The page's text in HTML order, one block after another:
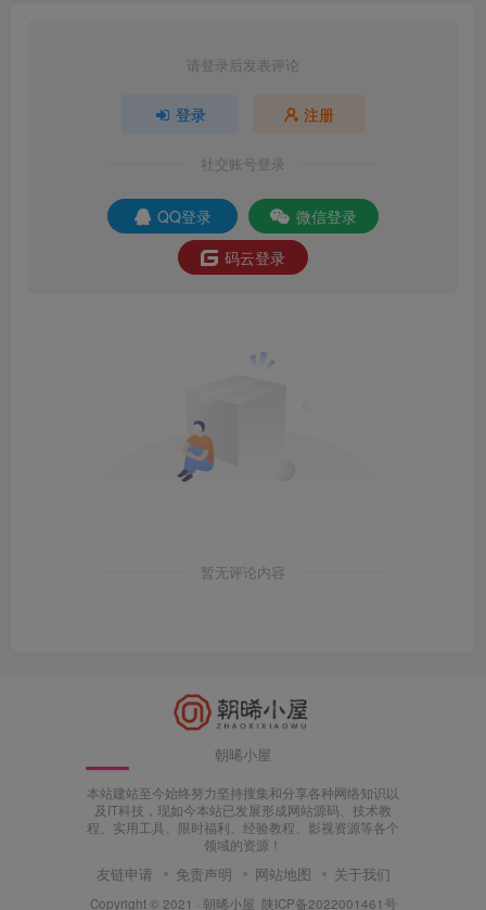
请登录后发表评论
登录 注册
社交账号登录
QQ登录
微信登录
码云登录
暂无评论内容
朝晞小屋
本站建站至今始终努力坚持搜集和分享各种网络知识以
及IT科技，现如今本站已发展形成网站源码、技术教
程、实用工具、限时福利、经验教程、影视资源等各个
领域的资源！
友链申请 免责声明 网站地图 关于我们
Copyright © 2021 · 朝晞小屋 陕ICP备2022001461号